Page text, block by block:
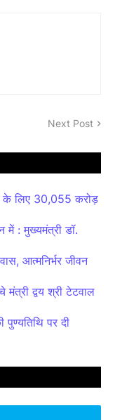
Next Post
के लिए 30,055 करोड़
में : मुख्यमंत्री डॉ.
आत्मनिर्भर जीवन
द्वय श्री टेटवाल
पुण्यतिथि पर दी